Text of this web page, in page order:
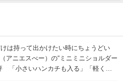
けは持って出かけたい時にちょうどい
アニエスべー）の“ミニミニショルダー
「小さいハンカチも入る」「軽くて